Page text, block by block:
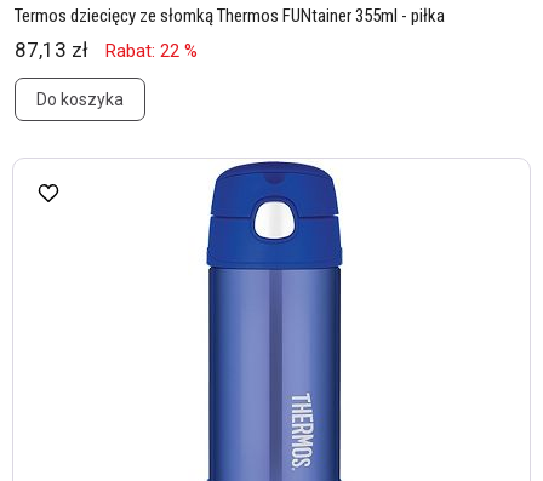
Termos dziecięcy ze słomką Thermos FUNtainer 355ml - piłka
87,13 zł Rabat: 22 %
Do koszyka